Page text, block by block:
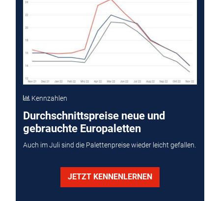
Kennzahlen
Durchschnittspreise neue und
gebrauchte Europaletten
Auch im Juli sind die Palettenpreise wieder leicht gefallen.
JETZT KENNENLERNEN